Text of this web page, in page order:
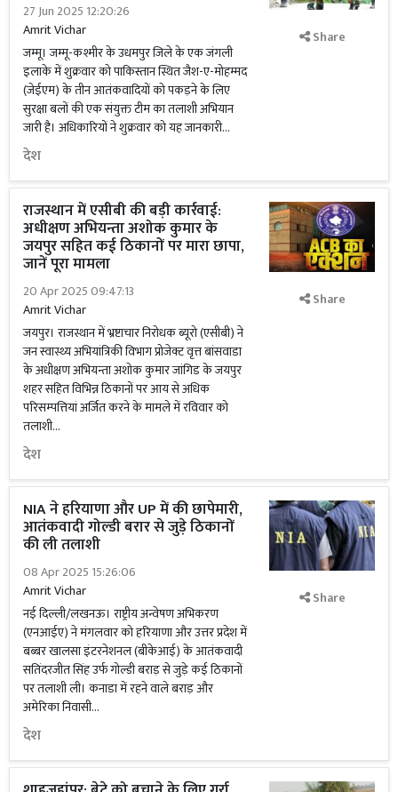
27 Jun 2025 12:20:26
Amrit Vichar
जम्मू। जम्मू-कश्मीर के उधमपुर जिले के एक जंगली
इलाके में शुक्रवार को पाकिस्तान स्थित जैश-ए-मोहम्मद
(जेईएम) के तीन आतंकवादियों को पकड़ने के लिए
सुरक्षा बलों की एक संयुक्त टीम का तलाशी अभियान
जारी है। अधिकारियों ने शुक्रवार को यह जानकारी...
देश
Share
राजस्थान में एसीबी की बड़ी कार्रवाई:
अधीक्षण अभियन्ता अशोक कुमार के
जयपुर सहित कई ठिकानों पर मारा छापा,
जानें पूरा मामला
20 Apr 2025 09:47:13
Amrit Vichar
जयपुर। राजस्थान में भ्रष्टाचार निरोधक ब्यूरो (एसीबी) ने
जन स्वास्थ्य अभियांत्रिकी विभाग प्रोजेक्ट वृत्त बांसवाडा
के अधीक्षण अभियन्ता अशोक कुमार जांगिड के जयपुर
शहर सहित विभिन्न ठिकानों पर आय से अधिक
परिसम्पत्तियां अर्जित करने के मामले में रविवार को
तलाशी...
देश
Share
NIA ने हरियाणा और UP में की छापेमारी,
आतंकवादी गोल्डी बरार से जुड़े ठिकानों
की ली तलाशी
08 Apr 2025 15:26:06
Amrit Vichar
नई दिल्ली/लखनऊ। राष्ट्रीय अन्वेषण अभिकरण
(एनआईए) ने मंगलवार को हरियाणा और उत्तर प्रदेश में
बब्बर खालसा इंटरनेशनल (बीकेआई) के आतंकवादी
सतिंदरजीत सिंह उर्फ ​​गोल्डी बराड़ से जुड़े कई ठिकानों
पर तलाशी ली। कनाडा में रहने वाले बराड़ और
अमेरिका निवासी...
देश
Share